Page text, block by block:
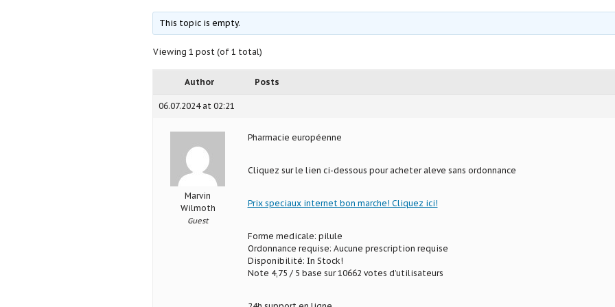
This topic is empty.
Viewing 1 post (of 1 total)
Author Posts
06.07.2024 at 02:21
Marvin
Wilmoth
Guest
Pharmacie européenne
Cliquez sur le lien ci-dessous pour acheter aleve sans ordonnance
Prix speciaux internet bon marche! Cliquez ici!
Forme medicale: pilule
Ordonnance requise: Aucune prescription requise
Disponibilité: In Stock!
Note 4,75 / 5 base sur 10662 votes d’utilisateurs